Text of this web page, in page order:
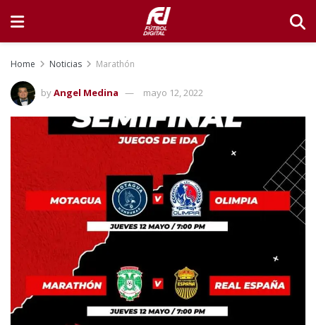
Home Noticias Marathón
byAngel Medina mayo 12, 2022